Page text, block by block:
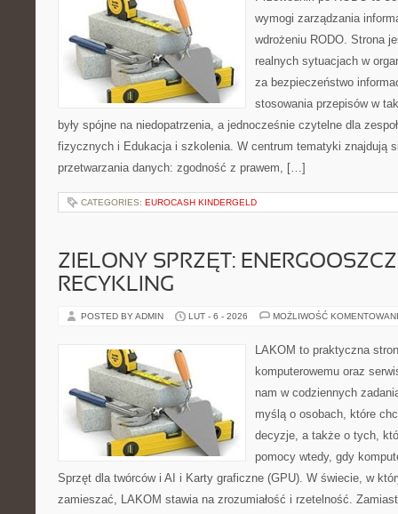
wymogi zarządzania
wdrożeniu RODO. Strona
realnych sytuacjach w
za bezpieczeństwo
stosowania przepisów w
były spójne na niedopatrzenia, a jednocześnie czytelne dla
fizycznych i Edukacja i szkolenia. W centrum tematyki znajdują
przetwarzania danych: zgodność z prawem, […]
CATEGORIES: EUROCASH KINDERGELD
ZIELONY SPRZĘT:
RECYKLING
POSTED BY ADMIN LUT - 6 - 2026 MOŻLIWOŚĆ
LAKOM to praktyczna
komputerowemu oraz
nam w codziennych
myślą o osobach, które
decyzje, a także o tych,
pomocy wtedy, gdy
Sprzęt dla twórców i AI i Karty graficzne (GPU). W świecie, w
zamieszać, LAKOM stawia na zrozumiałość i rzetelność.